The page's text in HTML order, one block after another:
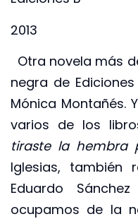
2013
Otra novela más
negra de
Mónica Montañés.
varios de los
tiraste la hembra
Iglesias, también
Eduardo
ocupamos de la